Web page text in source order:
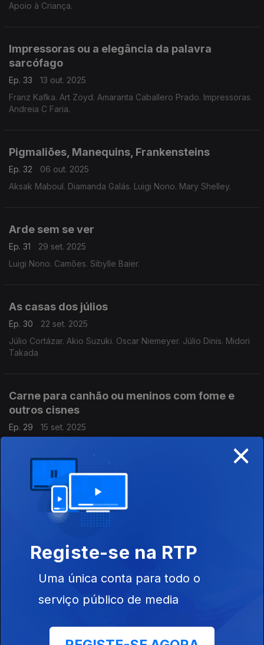
Apoio à Criança.
Impressoras ou a elegância da palavra
sarcófago
Ep. 33
13 out. 2025
Franz Kafka. Art Zoyd. Amaranta Caballero Prado. Impressoras.
Andreia C Faria.
Pigmaliões, Manequins, Frankensteins
Ep. 32
06 out. 2025
Aksak Maboul. Diamanda Galás. Luigi Nono. Mary Shelley.
Arde sem se ver
Ep. 31
29 set. 2025
Luigi Nono. Camões. Sibylle Baier.
As casas dos júlios
Ep. 30
22 set. 2025
Júlio Cortázar. Akio Suzuki. Oscar Niemeyer. Júlio Dinis. Midori
Takada
Carne para canhão ou meninos com fome e
outros cisnes
Ep. 29
15 set. 2025
Há um palhaço que diz ai ai ai
08 set. 2025
Há um muro intransponível.
ah ah machadinha
01 set. 2025
Lumberjack Song. David Garland. Guilhotina.
Filmes Falados
×
Registe-se na RTP
Uma única conta para todo o
serviço público de media